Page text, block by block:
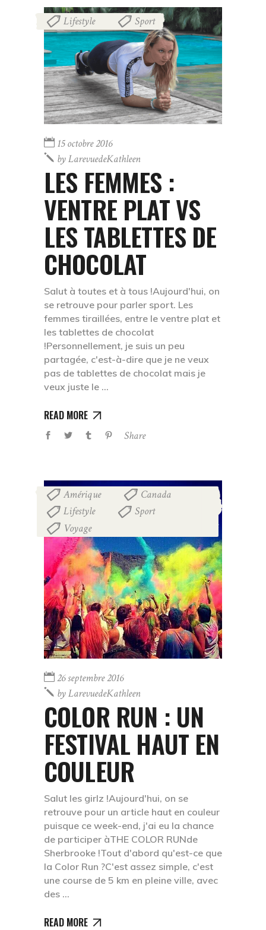
Lifestyle Sport
15 octobre 2016
byLarevuedeKathleen
LES FEMMES :
VENTRE PLAT VS
LES TABLETTES DE
CHOCOLAT
Salut à toutes et à tous !Aujourd'hui, on
se retrouve pour parler sport. Les
femmes tiraillées, entre le ventre plat et
les tablettes de chocolat
!Personnellement, je suis un peu
partagée, c'est-à-dire que je ne veux
pas de tablettes de chocolat mais je
veux juste le
READ MORE
Share
Amérique Canada
Lifestyle Sport
Voyage
26 septembre 2016
byLarevuedeKathleen
COLOR RUN : UN
FESTIVAL HAUT EN
COULEUR
Salut les girlz !Aujourd'hui, on se
retrouve pour un article haut en couleur
puisque ce week-end, j'ai eu la chance
de participer àTHE COLOR RUNde
Sherbrooke !Tout d'abord qu'est-ce que
la Color Run ?C'est assez simple, c'est
une course de 5 km en pleine ville, avec
des
READ MORE